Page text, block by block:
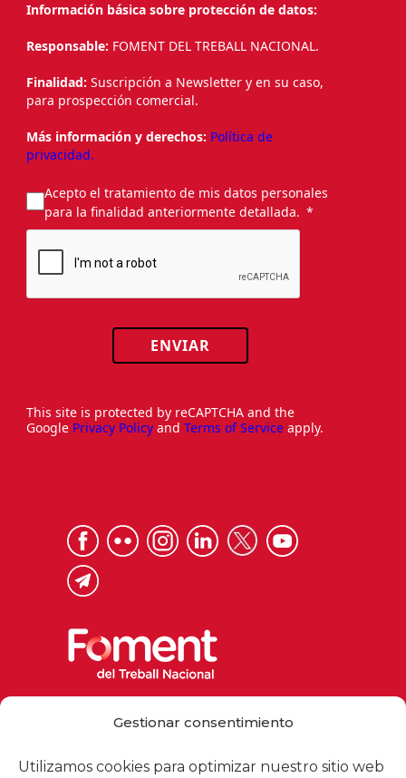
Gestionar consentimiento
Utilizamos cookies para optimizar nuestro sitio web
Información básica sobre protección de datos:
Responsable: FOMENT DEL TREBALL NACIONAL.
Finalidad: Suscripción a Newsletter y en su caso,
para prospección comercial.
Más información y derechos: Política de
privacidad.
Acepto el tratamiento de mis datos personales
para la finalidad anteriormente detallada.
ENVIAR
This site is protected by reCAPTCHA and the
Google Privacy Policy and Terms of Service apply.
foment@foment.com